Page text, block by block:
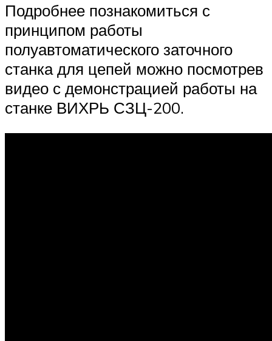
Подробнее познакомиться с
принципом работы
полуавтоматического заточного
станка для цепей можно посмотрев
видео с демонстрацией работы на
станке ВИХРЬ СЗЦ-200.